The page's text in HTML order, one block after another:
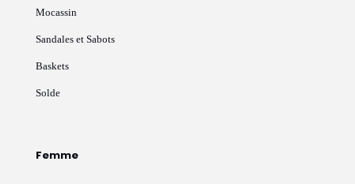
Mocassin
Sandales et Sabots
Baskets
Solde
Femme